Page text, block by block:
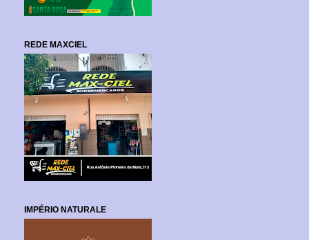
REDE MAXCIEL
IMPÉRIO NATURALE